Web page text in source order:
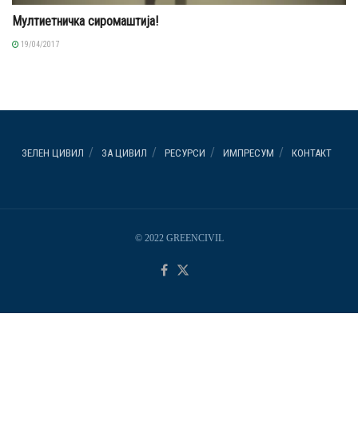
Мултиетничка сиромаштија!
19/04/2017
ЗЕЛЕН ЦИВИЛ ЗА ЦИВИЛ РЕСУРСИ ИМПРЕСУМ КОНТАКТ
© 2022 GREENCIVIL